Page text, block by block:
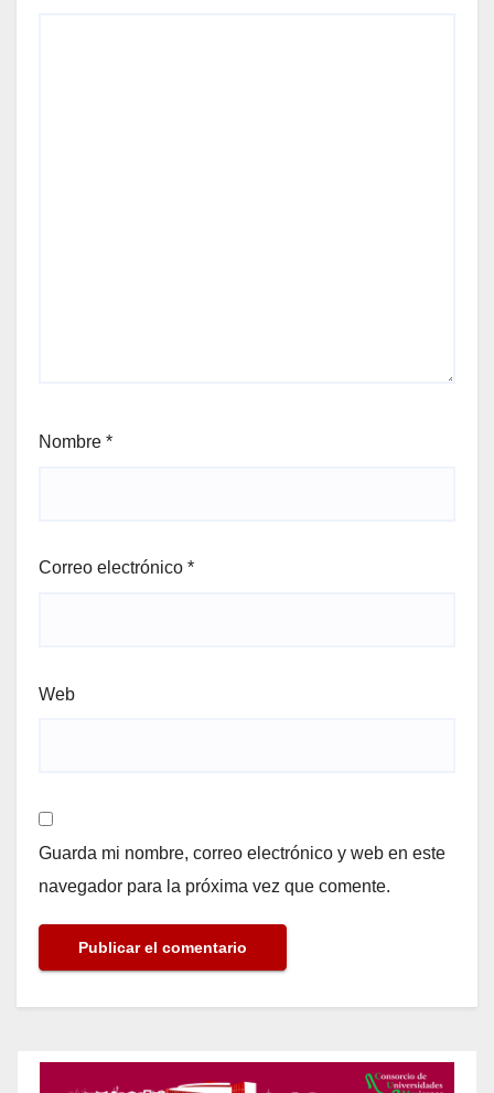
Nombre *
Correo electrónico *
Web
Guarda mi nombre, correo electrónico y web en este
navegador para la próxima vez que comente.